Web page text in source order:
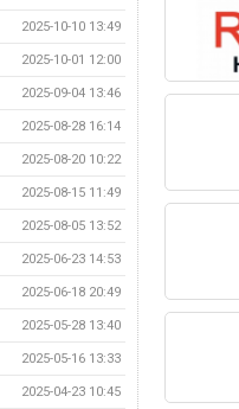
2025-10-10 13:49
2025-10-01 12:00
2025-09-04 13:46
2025-08-28 16:14
2025-08-20 10:22
2025-08-15 11:49
2025-08-05 13:52
2025-06-23 14:53
2025-06-18 20:49
2025-05-28 13:40
2025-05-16 13:33
2025-04-23 10:45